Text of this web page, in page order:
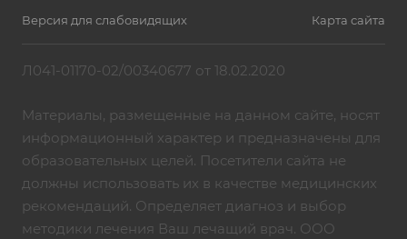
Версия для слабовидящих Карта сайта
Л041-01170-02/00340677 от 18.02.2020
Материалы, размещенные на данном сайте, носят
информационный характер и предназначены для
образовательных целей. Посетители сайта не
должны использовать их в качестве медицинских
рекомендаций. Определяет диагноз и выбор
методики лечения Ваш лечащий врач. ООО